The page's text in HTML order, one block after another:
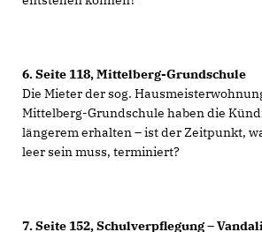
6. Seite 118, Mittelberg-Grundschule
Die Mieter der sog.
Mittelberg-Grundschule haben die
längerem erhalten – ist der Zeitpunkt,
leer sein muss, terminiert?
7. Seite 152, Schulverpflegung –